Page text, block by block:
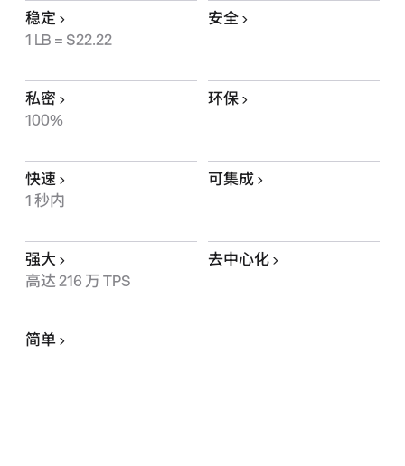
稳定
1 LB = $22.22
安全
私密
100%
环保
快速
1 秒内
可集成
强大
高达 216 万 TPS
去中心化
简单